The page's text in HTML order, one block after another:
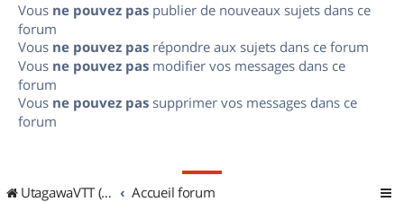
Vous ne pouvez pas publier de nouveaux sujets dans ce
forum
Vous ne pouvez pas répondre aux sujets dans ce forum
Vous ne pouvez pas modifier vos messages dans ce
forum
Vous ne pouvez pas supprimer vos messages dans ce
forum
UtagawaVTT (Randos VTT et VTTAE avec traces GPS) Accueil forum